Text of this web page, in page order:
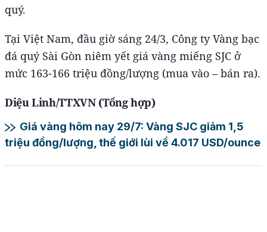
quý.
Tại Việt Nam, đầu giờ sáng 24/3, Công ty Vàng bạc
đá quý Sài Gòn niêm yết giá vàng miếng SJC ở
mức 163-166 triệu đồng/lượng (mua vào – bán ra).
Diệu Linh/TTXVN (Tổng hợp)
Giá vàng hôm nay 29/7: Vàng SJC giảm 1,5
triệu đồng/lượng, thế giới lùi về 4.017 USD/ounce